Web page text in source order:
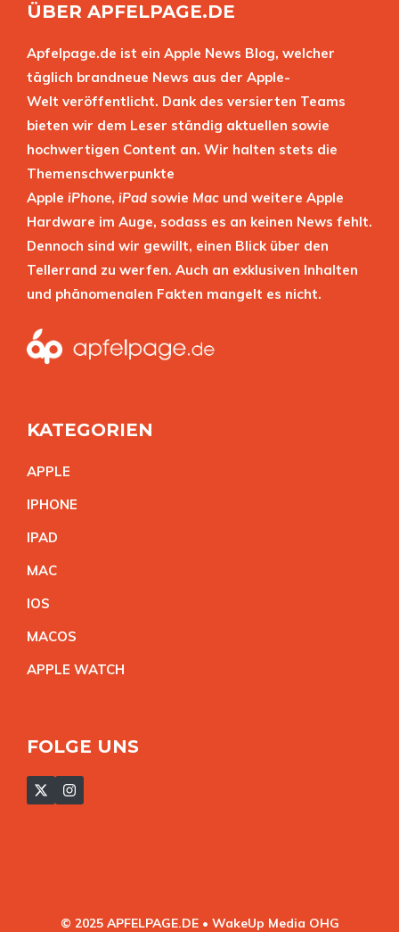
ÜBER APFELPAGE.DE
Apfelpage.de ist ein Apple News Blog, welcher
täglich brandneue News aus der Apple-
Welt veröffentlicht. Dank des versierten Teams
bieten wir dem Leser ständig aktuellen sowie
hochwertigen Content an. Wir halten stets die
Themenschwerpunkte
Apple iPhone, iPad sowie Mac und weitere Apple
Hardware im Auge, sodass es an keinen News fehlt.
Dennoch sind wir gewillt, einen Blick über den
Tellerrand zu werfen. Auch an exklusiven Inhalten
und phänomenalen Fakten mangelt es nicht.
KATEGORIEN
APPLE
IPHONE
IPAD
MAC
IOS
MACOS
APPLE WATCH
FOLGE UNS
© 2025 APFELPAGE.DE • WakeUp Media OHG